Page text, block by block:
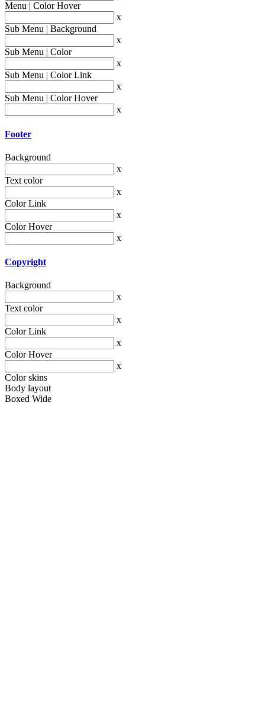
Menu | Color Hover
x
Sub Menu | Background
x
Sub Menu | Color
x
Sub Menu | Color Link
x
Sub Menu | Color Hover
x
Footer
Background
x
Text color
x
Color Link
x
Color Hover
x
Copyright
Background
x
Text color
x
Color Link
x
Color Hover
x
Color skins
Body layout
Boxed Wide